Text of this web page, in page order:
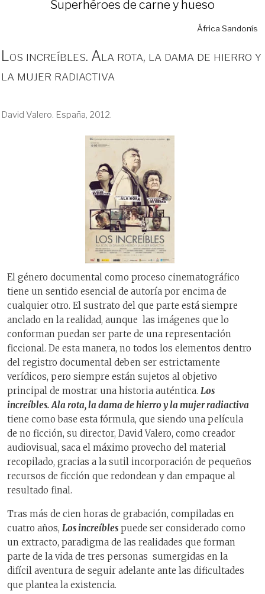
Superhéroes de carne y hueso
África Sandonís
Los increíbles. Ala rota, la dama de hierro y
la mujer radiactiva
David Valero. España, 2012.
El género documental como proceso cinematográfico
tiene un sentido esencial de autoría por encima de
cualquier otro. El sustrato del que parte está siempre
anclado en la realidad, aunque las imágenes que lo
conforman puedan ser parte de una representación
ficcional. De esta manera, no todos los elementos dentro
del registro documental deben ser estrictamente
verídicos, pero siempre están sujetos al objetivo
principal de mostrar una historia auténtica. Los
increíbles. Ala rota, la dama de hierro y la mujer radiactiva
tiene como base esta fórmula, que siendo una película
de no ficción, su director, David Valero, como creador
audiovisual, saca el máximo provecho del material
recopilado, gracias a la sutil incorporación de pequeños
recursos de ficción que redondean y dan empaque al
resultado final.
Tras más de cien horas de grabación, compiladas en
cuatro años, Los increíbles puede ser considerado como
un extracto, paradigma de las realidades que forman
parte de la vida de tres personas sumergidas en la
difícil aventura de seguir adelante ante las dificultades
que plantea la existencia.